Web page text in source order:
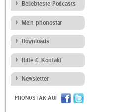
Beliebteste Podcasts
Mein phonostar
Downloads
Hilfe & Kontakt
Newsletter
PHONOSTAR AUF